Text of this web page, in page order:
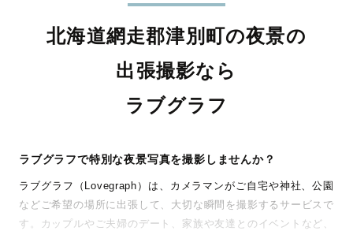
北海道網走郡津別町の夜景の
出張撮影なら
ラブグラフ
ラブグラフで特別な夜景写真を撮影しませんか？
ラブグラフ（Lovegraph）は、カメラマンがご自宅や神社、公園
などご希望の場所に出張して、大切な瞬間を撮影するサービスで
す。カップルやご夫婦のデート、家族や友達とのイベントなど、